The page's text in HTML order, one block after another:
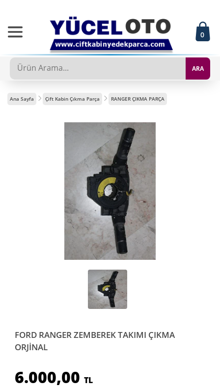
0
ARA
Ana Sayfa Çift Kabin Çıkma Parça RANGER ÇIKMA PARÇA
FORD RANGER ZEMBEREK TAKIMI ÇIKMA
ORJİNAL
6.000,00 TL